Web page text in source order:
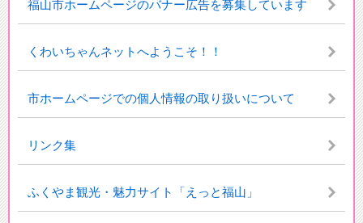
福山市ホームページのバナー広告を募集しています
くわいちゃんネットへようこそ！！
市ホームページでの個人情報の取り扱いについて
リンク集
ふくやま観光・魅力サイト「えっと福山」